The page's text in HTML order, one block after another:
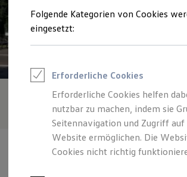
Gewerbliche
Service & mobile
Menschen mit Behinderung
Rettungsdienste
ONE Business ID Vorteile
Fahrzeugsuche & Marktplatz
Fahrzeugsuche
Fahrzeuge online kaufen
Digitaler Marktplatz
Kauf & Finanzierung
Online-Fahrzeugbewertung
Folgende Kategorien von Cookies
eingesetzt:
Erforderliche Cookies
Erforderliche Cookies helfen
nutzbar zu machen, indem sie
Seitennavigation und Zugriff auf
Website ermöglichen. Die
Cookies nicht richtig